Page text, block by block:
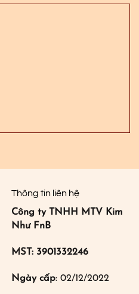
Thông tin liên hệ
Công ty TNHH MTV Kim
Như FnB
MST: 3901332246
Ngày cấp: 02/12/2022